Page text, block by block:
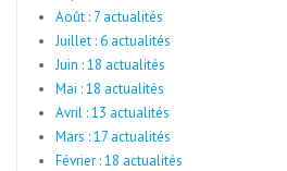
Août : 7 actualités
Juillet : 6 actualités
Juin : 18 actualités
Mai : 18 actualités
Avril : 13 actualités
Mars : 17 actualités
Février : 18 actualités